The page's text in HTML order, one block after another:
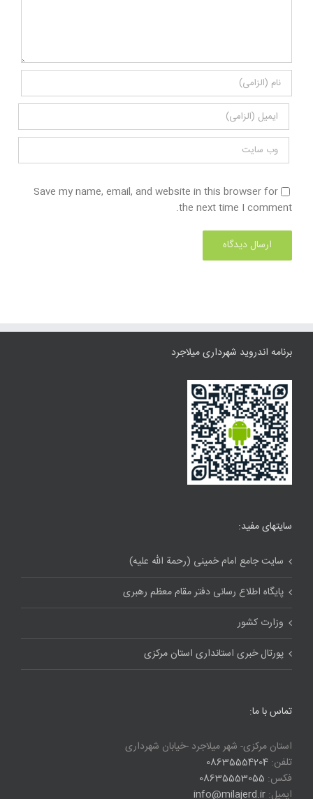
Save my name, email, and website in this browser for
the next time I comment.
برنامه اندروید شهرداری میلاجرد
سایتهای مفید:
سایت جامع امام خمینی (رحمة الله علیه)
پایگاه اطلاع رسانی دفتر مقام معظم رهبری
وزارت کشور
پورتال خبری استانداری استان مرکزی
تماس با ما:
استان مرکزی- شهر میلاجرد -خیابان شهرداری
تلفن: 08635554204
فکس: 08635553055
ایمیل: info@milajerd.ir